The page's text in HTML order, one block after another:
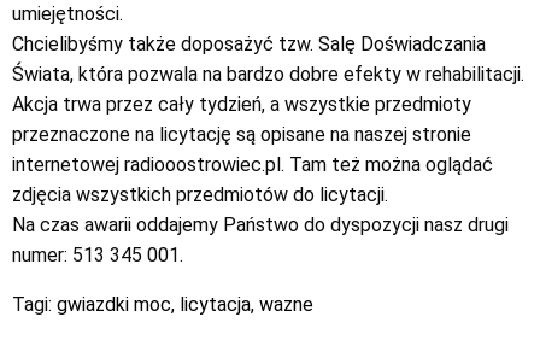
umiejętności.
Chcielibyśmy także doposażyć tzw. Salę Doświadczania
Świata, która pozwala na bardzo dobre efekty w rehabilitacji.
Akcja trwa przez cały tydzień, a wszystkie przedmioty
przeznaczone na licytację są opisane na naszej stronie
internetowej radiooostrowiec.pl. Tam też można oglądać
zdjęcia wszystkich przedmiotów do licytacji.
Na czas awarii oddajemy Państwo do dyspozycji nasz drugi
numer: 513 345 001.
Tagi: gwiazdki moc, licytacja, wazne